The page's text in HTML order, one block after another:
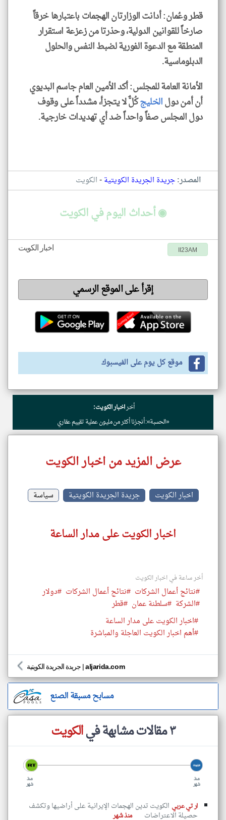
قطر وعُمان: أدانت الوزارتان الهجمات باعتبارها خرقاً
صارخاً للقوانين الدولية، وحذرتا من زعزعة استقرار
المنطقة مع الدعوة الفورية لضبط النفس والحلول
الدبلوماسية.
الأمانة العامة للمجلس: أكد الأمين العام جاسم البديوي
أن أمن دولالخليجكُلٌّ لا يتجزأ، مشدداً على وقوف
دول المجلس صفاً واحداً ضد أي تهديدات خارجية.
المصدر:جريدة الجريدة الكويتية-الكويت
◉ أحداث اليوم في الكويت
اخبار الكويت II23AM
إقرأ على الموقع الرسمي
موقع كل يوم على الفيسبوك
أخراخبار الكويت:
«الحسبة»: أنجزنا أكثر من مليون عملية تقييم عقاري
عرض المزيد من اخبار الكويت
اخبار الكويت جريدة الجريدة الكويتية سياسة
اخبار الكويت على مدار الساعة
أخر ساعة في اخبار الكويت
#نتائج أعمال الشركات #نتائج أعمال الشركات #دولار
#الشركة #سلطنة عمان #قطر
#اخبار الكويت على مدار الساعة
#أهم اخبار الكويت العاجلة والمباشرة
جريدة الجريدة الكويتية |aljarida.com
مسابح مسبقة الصنع
٣ مقالات مشابهة في الكويت
منذ
شهر
منذ
شهر
ار تي عربي الكويت تدين الهجمات الإيرانية على أراضيها وتكشف
حصيلة الاعتراضات منذ شهر